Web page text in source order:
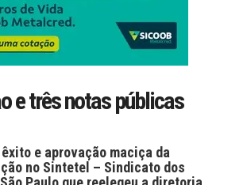
e três notas públicas
e aprovação maciça da
no Sintetel – Sindicato dos